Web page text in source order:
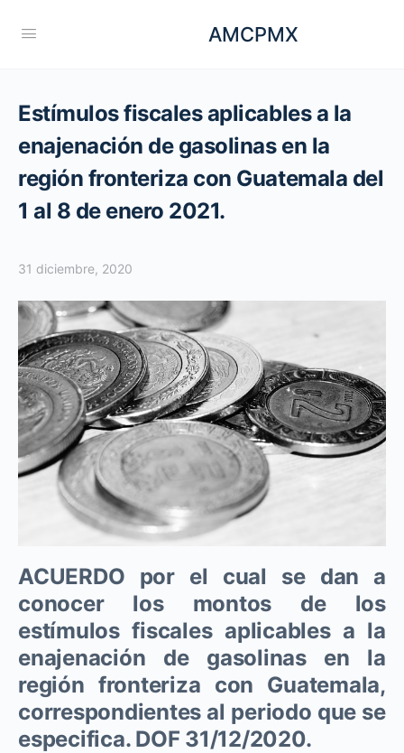
AMCPMX
Estímulos fiscales aplicables a la
enajenación de gasolinas en la
región fronteriza con Guatemala del
1 al 8 de enero 2021.
31 diciembre, 2020
ACUERDO por el cual se dan a
conocer los montos de los
estímulos fiscales aplicables a la
enajenación de gasolinas en la
región fronteriza con Guatemala,
correspondientes al periodo que se
especifica. DOF 31/12/2020.